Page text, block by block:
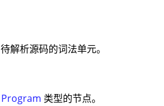
解析源码的词法单元。
Program 类型的节点。